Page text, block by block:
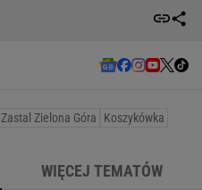
Zastal Zielona Góra Koszykówka
WIĘCEJ TEMATÓW